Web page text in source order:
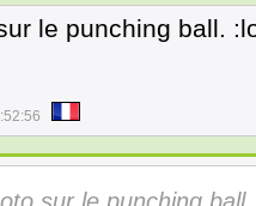
le punching ball.